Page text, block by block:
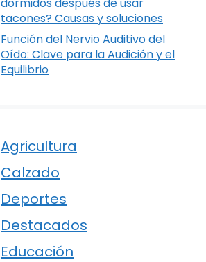
tacones? Causas y soluciones
Función del Nervio Auditivo del
Oído: Clave para la Audición y el
Equilibrio
Agricultura
Calzado
Deportes
Destacados
Educación